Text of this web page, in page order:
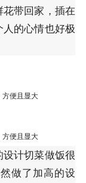
带回家，插在
的心情也好极
方便且显大
方便且显大
计切菜做饭很
做了加高的设